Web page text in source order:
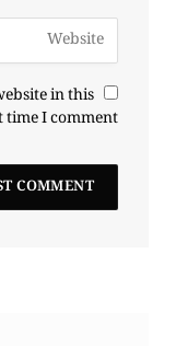
in this
I comment.